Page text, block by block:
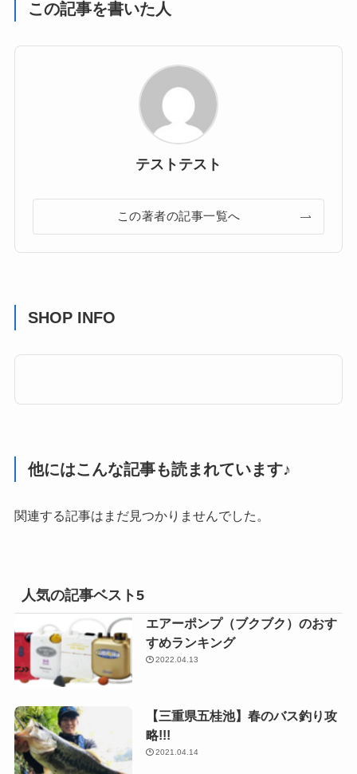
この記事を書いた人
テストテスト
この著者の記事一覧へ
SHOP INFO
他にはこんな記事も読まれています♪
関連する記事はまだ見つかりませんでした。
人気の記事ベスト5
エアーポンプ（ブクブク）のおす
すめランキング
2022.04.13
【三重県五桂池】春のバス釣り攻
略!!!
2021.04.14